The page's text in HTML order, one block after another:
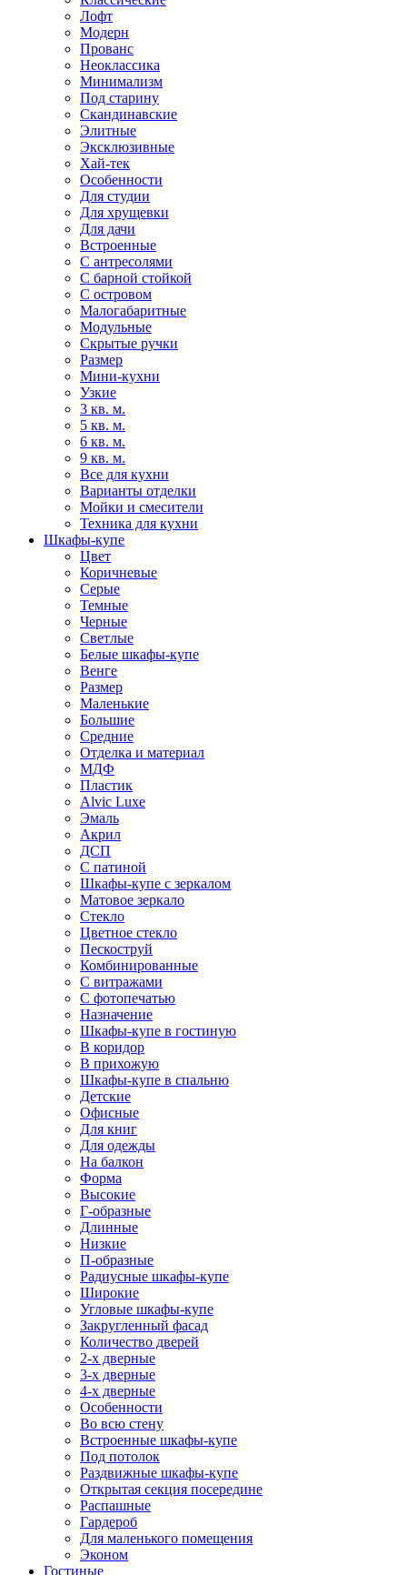
Лофт
Модерн
Прованс
Неоклассика
Минимализм
Под старину
Скандинавские
Элитные
Эксклюзивные
Хай-тек
Особенности
Для студии
Для хрущевки
Для дачи
Встроенные
С антресолями
С барной стойкой
С островом
Малогабаритные
Модульные
Скрытые ручки
Размер
Мини-кухни
Узкие
3 кв. м.
5 кв. м.
6 кв. м.
9 кв. м.
Все для кухни
Варианты отделки
Мойки и смесители
Техника для кухни
Шкафы-купе
Цвет
Коричневые
Серые
Темные
Черные
Светлые
Белые шкафы-купе
Венге
Размер
Маленькие
Большие
Средние
Отделка и материал
МДФ
Пластик
Alvic Luxe
Эмаль
Акрил
ДСП
С патиной
Шкафы-купе с зеркалом
Матовое зеркало
Стекло
Цветное стекло
Пескоструй
Комбинированные
С витражами
С фотопечатью
Назначение
Шкафы-купе в гостиную
В коридор
В прихожую
Шкафы-купе в спальню
Детские
Офисные
Для книг
Для одежды
На балкон
Форма
Высокие
Г-образные
Длинные
Низкие
П-образные
Радиусные шкафы-купе
Широкие
Угловые шкафы-купе
Закругленный фасад
Количество дверей
2-х дверные
3-х дверные
4-х дверные
Особенности
Во всю стену
Встроенные шкафы-купе
Под потолок
Раздвижные шкафы-купе
Открытая секция посередине
Распашные
Гардероб
Для маленького помещения
Эконом
Гостиные